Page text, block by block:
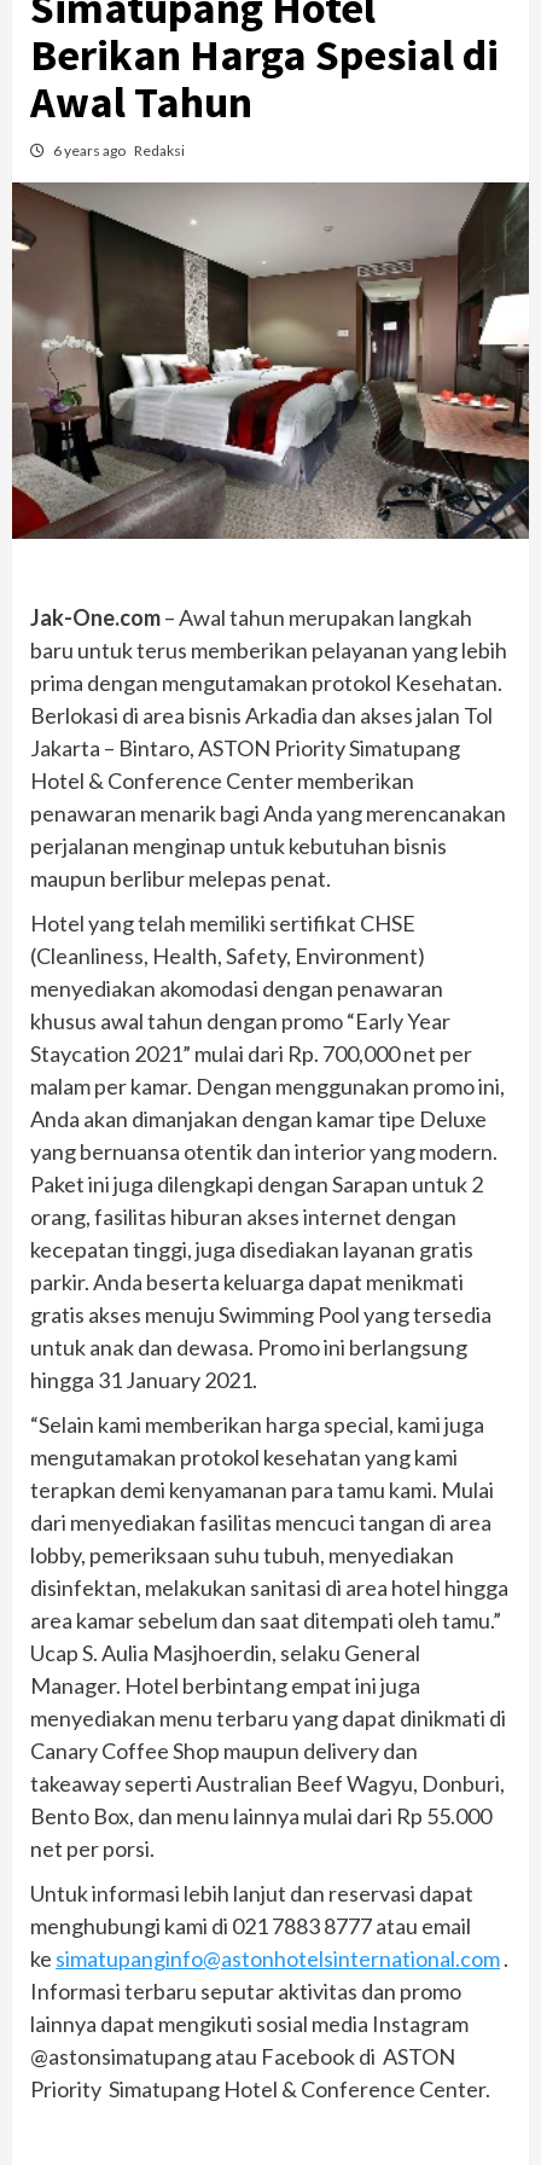
Berikan Harga Spesial di
Awal Tahun
6 years ago Redaksi
Jak-One.com– Awal tahun merupakan langkah
baru untuk terus memberikan pelayanan yang lebih
prima dengan mengutamakan protokol Kesehatan.
Berlokasi di area bisnis Arkadia dan akses jalan Tol
Jakarta – Bintaro, ASTON Priority Simatupang
Hotel & Conference Center memberikan
penawaran menarik bagi Anda yang merencanakan
perjalanan menginap untuk kebutuhan bisnis
maupun berlibur melepas penat.
Hotel yang telah memiliki sertifikat CHSE
(Cleanliness, Health, Safety, Environment)
menyediakan akomodasi dengan penawaran
khusus awal tahun dengan promo “Early Year
Staycation 2021” mulai dari Rp. 700,000 net per
malam per kamar. Dengan menggunakan promo ini,
Anda akan dimanjakan dengan kamar tipe Deluxe
yang bernuansa otentik dan interior yang modern.
Paket ini juga dilengkapi dengan Sarapan untuk 2
orang, fasilitas hiburan akses internet dengan
kecepatan tinggi, juga disediakan layanan gratis
parkir. Anda beserta keluarga dapat menikmati
gratis akses menuju Swimming Pool yang tersedia
untuk anak dan dewasa. Promo ini berlangsung
hingga 31 January 2021.
“Selain kami memberikan harga special, kami juga
mengutamakan protokol kesehatan yang kami
terapkan demi kenyamanan para tamu kami. Mulai
dari menyediakan fasilitas mencuci tangan di area
lobby, pemeriksaan suhu tubuh, menyediakan
disinfektan, melakukan sanitasi di area hotel hingga
area kamar sebelum dan saat ditempati oleh tamu.”
Ucap S. Aulia Masjhoerdin, selaku General
Manager. Hotel berbintang empat ini juga
menyediakan menu terbaru yang dapat dinikmati di
Canary Coffee Shop maupun delivery dan
takeaway seperti Australian Beef Wagyu, Donburi,
Bento Box, dan menu lainnya mulai dari Rp 55.000
net per porsi.
Untuk informasi lebih lanjut dan reservasi dapat
menghubungi kami di 021 7883 8777 atau email
ke simatupanginfo@astonhotelsinternational.com.
Informasi terbaru seputar aktivitas dan promo
lainnya dapat mengikuti sosial media Instagram
@astonsimatupang atau Facebook di ASTON
Priority Simatupang Hotel & Conference Center.